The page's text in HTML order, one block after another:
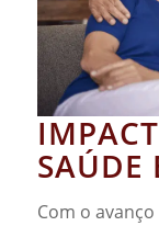
SAÚDE
Com o